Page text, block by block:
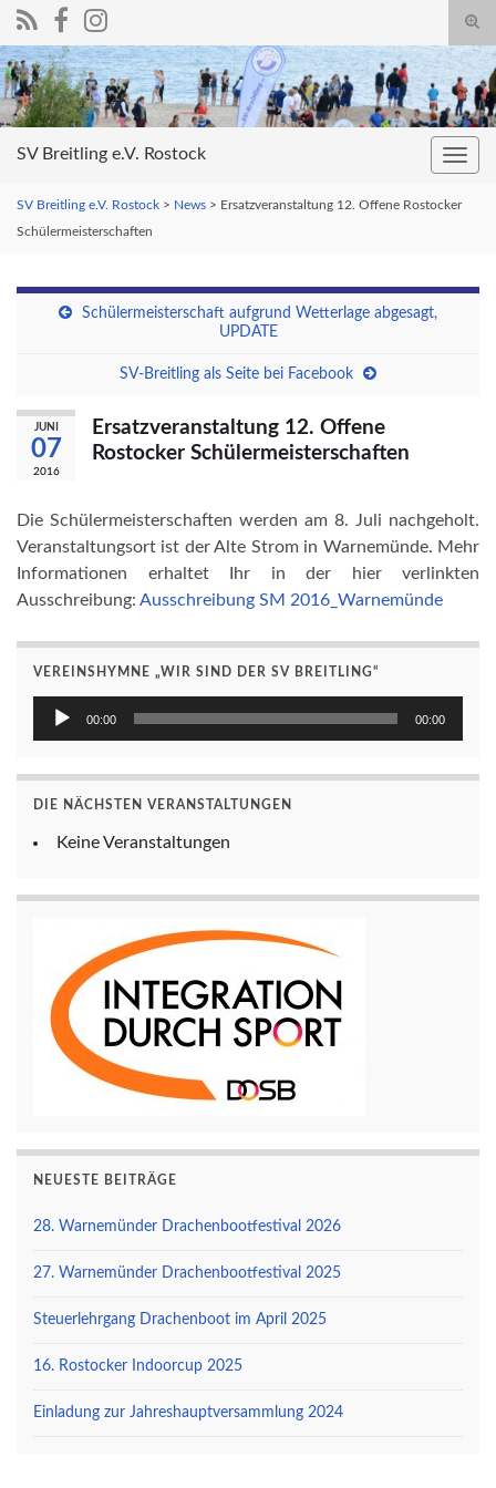
Search for:
SV Breitling e.V. Rostock
SV Breitling e.V. Rostock > News > Ersatzveranstaltung 12. Offene Rostocker
Schülermeisterschaften
Schülermeisterschaft aufgrund Wetterlage abgesagt,
UPDATE
SV-Breitling als Seite bei Facebook
JUNI
07
2016
Ersatzveranstaltung 12. Offene
Rostocker Schülermeisterschaften
Die Schülermeisterschaften werden am 8. Juli nachgeholt.
Veranstaltungsort ist der Alte Strom in Warnemünde. Mehr
Informationen erhaltet Ihr in der hier verlinkten
Ausschreibung: Ausschreibung SM 2016_Warnemünde
VEREINSHYMNE „WIR SIND DER SV BREITLING“
Audio-
00:00 00:00
DIE NÄCHSTEN VERANSTALTUNGEN
Keine Veranstaltungen
NEUESTE BEITRÄGE
28. Warnemünder Drachenbootfestival 2026
27. Warnemünder Drachenbootfestival 2025
Steuerlehrgang Drachenboot im April 2025
16. Rostocker Indoorcup 2025
Einladung zur Jahreshauptversammlung 2024